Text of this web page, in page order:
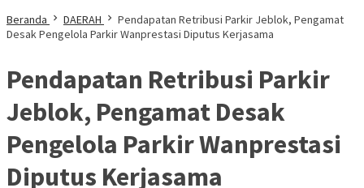
Beranda DAERAH
Pendapatan Retribusi Parkir Jeblok, Pengamat
Desak Pengelola Parkir Wanprestasi Diputus Kerjasama
Pendapatan Retribusi Parkir
Jeblok, Pengamat Desak
Pengelola Parkir Wanprestasi
Diputus Kerjasama